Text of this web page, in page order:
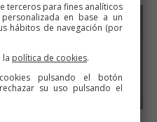
terceros para fines analíticos
en base a un
hábitos de navegación (por
la política de cookies.
pulsando el botón
su uso pulsando el